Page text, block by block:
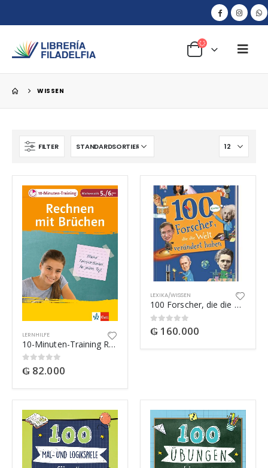
WISSEN
FILTER
LERNHILFE
10-Minuten-Training Rechnen mit Brüchen – Mathematik 5./6. Klasse
0out of 5
₲ 82.000
LEXIKA/WISSEN
100 Forscher, die die Welt verändert haben
0out of 5
₲ 160.000